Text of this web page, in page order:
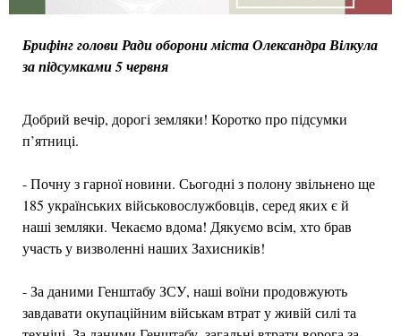
Брифінг голови Ради оборони міста Олександра Вілкула
за підсумками 5 червня
Добрий вечір, дорогі земляки! Коротко про підсумки
п’ятниці.
- Почну з гарної новини. Сьогодні з полону звільнено ще
185 українських військовослужбовців, серед яких є й
наші земляки. Чекаємо вдома! Дякуємо всім, хто брав
участь у визволенні наших Захисників!
- За даними Генштабу ЗСУ, наші воїни продовжують
завдавати окупаційним військам втрат у живій силі та